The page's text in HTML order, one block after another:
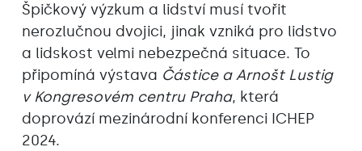
Špičkový výzkum a lidství musí tvořit
nerozlučnou dvojici, jinak vzniká pro lidstvo
a lidskost velmi nebezpečná situace. To
připomíná výstava Částice a Arnošt Lustig
v Kongresovém centru Praha, která
doprovází mezinárodní konferenci ICHEP
2024.